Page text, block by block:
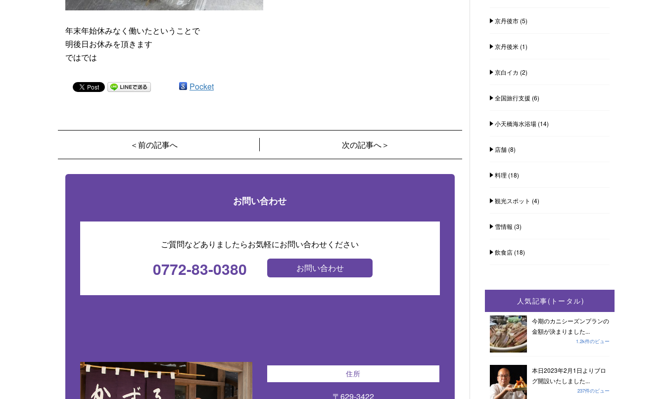
年末年始休みなく働いたということで
明後日お休みを頂きます
ではでは
Pocket
＜前の記事へ 次の記事へ＞
お問い合わせ
ご質問などありましたらお気軽にお問い合わせください
0772-83-0380 お問い合わせ
住所
〒629-3422
京丹後市(5)
京丹後米(1)
京白イカ (2)
全国旅行支援 (6)
小天橋海水浴場(14)
店舗(8)
料理 (18)
観光スポット (4)
雪情報 (3)
飲食店(18)
人気記事(トータル)
今期のカニシーズンプランの
金額が決まりました...
1.2k件のビュー
本日2023年2月1日よりブロ
グ開設いたしました...
237件のビュー